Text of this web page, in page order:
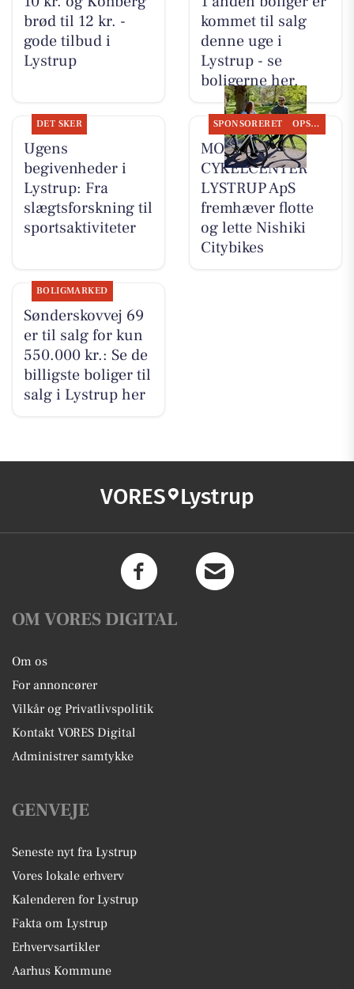
brød til 12 kr. -
gode tilbud i
Lystrup
kommet til salg
denne uge i
Lystrup - se
boligerne her.
DET SKER
Ugens
begivenheder i
Lystrup: Fra
slægtsforskning til
sportsaktiviteter
SPONSORERET OPSLAGSTAVLEN
MOSQUITO
CYKELCENTER
LYSTRUP ApS
fremhæver flotte
og lette Nishiki
Citybikes
BOLIGMARKED
Sønderskovvej 69
er til salg for kun
550.000 kr.: Se de
billigste boliger til
salg i Lystrup her
VORES Lystrup
OM VORES DIGITAL
Om os
For annoncører
Vilkår og Privatlivspolitik
Kontakt VORES Digital
Administrer samtykke
GENVEJE
Seneste nyt fra Lystrup
Vores lokale erhverv
Kalenderen for Lystrup
Fakta om Lystrup
Erhvervsartikler
Aarhus Kommune